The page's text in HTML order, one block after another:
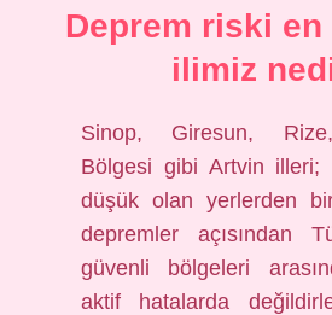
Deprem riski en
ilimiz
Sinop, Giresun,
Bölgesi gibi Artvin illeri;
düşük olan yerlerden
depremler açısından
güvenli bölgeleri
aktif hatalarda